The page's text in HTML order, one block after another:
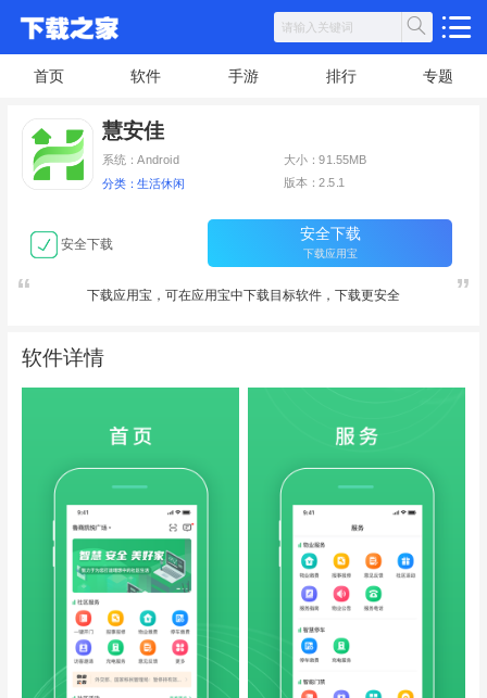
首页 软件 手游 排行 专题
慧安佳
系统：Android 大小：91.55MB
分类：生活休闲 版本：2.5.1
安全下载
安全下载
下载应用宝
下载应用宝，可在应用宝中下载目标软件，下载更安全
软件详情